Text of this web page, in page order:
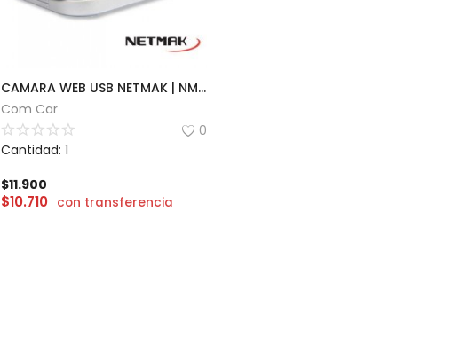
CAMARA WEB USB NETMAK | NM-WEB01
Com Car
0
Cantidad: 1
$11.900
$10.710 con transferencia